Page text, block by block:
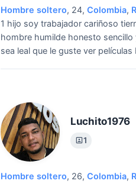
Hombre soltero, 24, Colombia,
1 hijo soy trabajador cariñoso
hombre humilde honesto
sea leal que le guste ver películas
Luchito1976
1
Hombre soltero, 26, Colombia,